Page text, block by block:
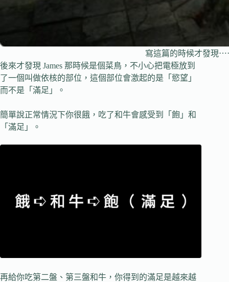
寫這篇的時候才發現
後來才發現 James 那時候是個菜鳥，不小心把電極放到
了一個叫做依核的部位，這個部位會激起的是「慾望」
而不是「滿足」。
簡單說正常情況下你很餓，吃了和牛會感受到「飽」和
「滿足」。
再給你吃第二盤、第三盤和牛，你得到的滿足是越來越